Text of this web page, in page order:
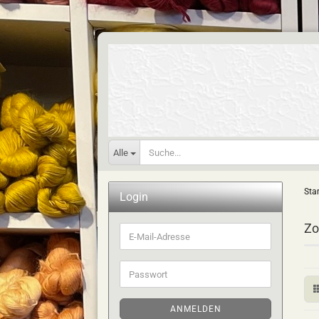
Alle
Login
E-
Mail-
Adresse
Passwort
ANMELDEN